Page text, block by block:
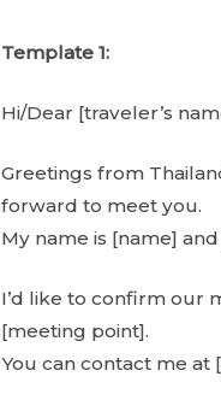
Template 1:
Hi/Dear [traveler’s
Greetings from
forward to meet you.
My name is [name]
I’d like to confirm our
[meeting point].
You can contact me at